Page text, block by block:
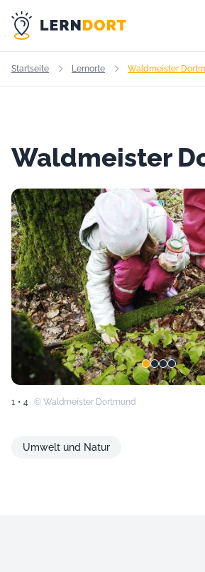
Startseite Lernorte Waldmeister
Waldmeister
1 • 4 © Waldmeister Dortmund
Umwelt und Natur